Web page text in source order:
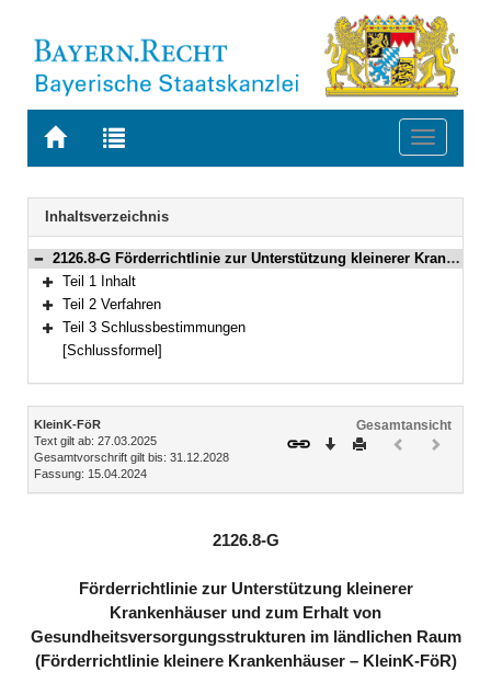
Zur
BAYERN.RECHT
Zur
letzten
Suche
Toggle
Navigation
Inhaltsverzeichnis
Bereich reduzieren
2126.8-G Förderrichtlinie zur Unterstützung kleinerer Krankenhäuser und zum Erhalt von Gesundheitsversorgungsstrukturen im ländlichen Raum (Förderrichtlinie kleinere Krankenhäuser – KleinK-FöR) Bekanntmachung des Bayerischen Staatsministeriums für Gesundheit, Pflege und Prävention vom 15. April 2024, Az. 22b-K9300-2023/3-16 (BayMBl. Nr. 206 )
Bereich erweitern
Teil 1 Inhalt
Bereich erweitern
Teil 2 Verfahren
Bereich erweitern
Teil 3 Schlussbestimmungen
[Schlussformel]
Inhalt
KleinK-FöR
Text gilt ab: 27.03.2025
Gesamtvorschrift gilt bis: 31.12.2028
Fassung: 15.04.2024
Gesamtansicht
Download
DruckenVorheriges
2126.8-G
Förderrichtlinie zur Unterstützung kleinerer
Krankenhäuser und zum Erhalt von
Gesundheitsversorgungsstrukturen im ländlichen Raum
(Förderrichtlinie kleinere Krankenhäuser – KleinK-FöR)